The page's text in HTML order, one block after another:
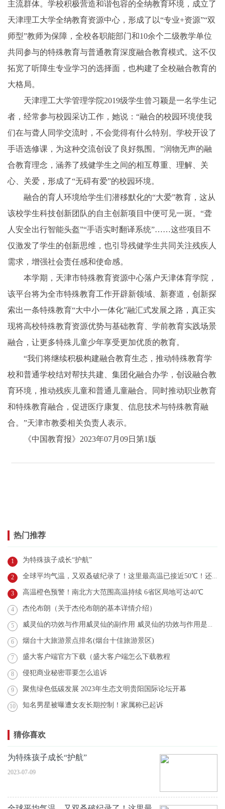
主流群体。学校积极营造和谐包容的全纳教育环境，成立了
天津理工大学全纳教育资源中心，形成了以“专业+资源”“双
师型”教师为保障，全校各职能部门和10余个二级教学单位
共同参与的特殊教育与普通教育深度融合教育模式。这不仅
拓宽了听障生专业学习的选择面，也构建了全校融合教育的
大格局。
天津理工大学管理学院2019级学生曾习颖是一名学生记
者，经常参与校园采访工作，她说：“融合的校园环境使我
们在与聋人同学交流时，不会觉得有什么特别。学校开设了
手语选修课，为这种交流创设了良好氛围。”润物无声的融
合教育理念，涵养了残健学生之间的相互尊重、理解、关
心、关爱，形成了“无碍有爱”的校园环境。
融合的育人环境给学生们潜移默化的“大爱”教育，这从
该校学生科技创新团队的自主创新项目中便可见一斑。“聋
人安全出行智能头盔”“手语实时翻译系统”……这些项目不
仅激发了学生的创新思维，也引导残健学生共同关注残疾人
需求，增强社会责任感和使命感。
本学期，天津市特殊教育资源中心落户天津体育学院，
该平台将为全市特殊教育工作开辟新领域、新赛道，创新探
索出一条特殊教育“大中小一体化”融汇式发展之路，真正实
现将高校特殊教育资源优势与基础教育、学前教育实践场景
融合，让更多特殊儿童少年享受更加优质的教育。
“我们将继续积极构建融合教育生态，推动特殊教育学
校和普通学校结对帮扶共建、集团化融合办学，创设融合教
育环境，推动残疾儿童和普通儿童融合。同时推动职业教育
和特殊教育融合，促进医疗康复、信息技术与特殊教育融
合。”天津市教委相关负责人表示。
《中国教育报》2023年07月09日第1版
热门推荐
1 为特殊孩子成长“护航”
2 全球平均气温，又双叒破纪录了！这里最高温已接近50℃！还会更热？
3 高温橙色预警！南北方大范围高温持续 6省区局地可达40℃
4 杰伦布朗（关于杰伦布朗的基本详情介绍）
5 威灵仙的功效与作用威灵仙的副作用 威灵仙的功效与作用是什么
6 烟台十大旅游景点排名(烟台十佳旅游景区)
7 盛大客户端官方下载（盛大客户端怎么下载教程
8 侵犯商业秘密罪要怎么追诉
9 聚焦绿色低碳发展 2023年生态文明贵阳国际论坛开幕
10 知名男星被曝遭女友长期控制！家属称已起诉
猜你喜欢
为特殊孩子成长“护航”
2023-07-09